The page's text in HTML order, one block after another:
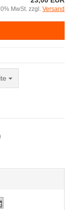
MwSt. zzgl. Versand